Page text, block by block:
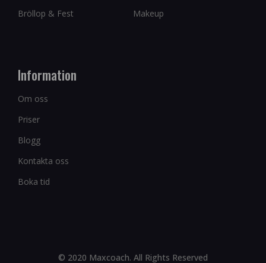
Bröllop & Fest
Makeup
Information
Om oss
Priser
Blogg
Kontakta oss
Boka tid
© 2020 Maxcoach. All Rights Reserved